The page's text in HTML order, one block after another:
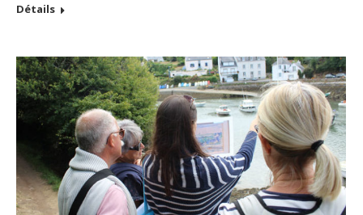
Détails